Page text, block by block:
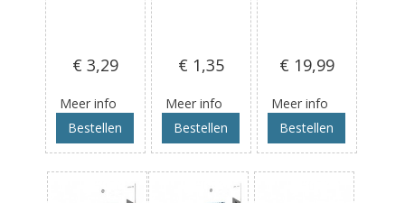
€ 3,29
Meer info
Bestellen
€ 1,35
Meer info
Bestellen
€ 19,99
Meer info
Bestellen